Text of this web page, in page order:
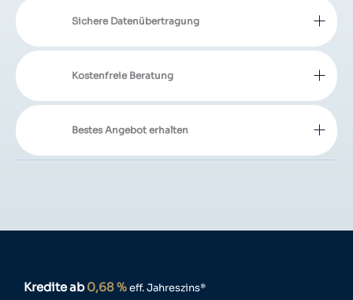
Sichere Datenübertragung
Kostenfreie Beratung
Bestes Angebot erhalten
Kredite ab0,68 %eff. Jahreszins*